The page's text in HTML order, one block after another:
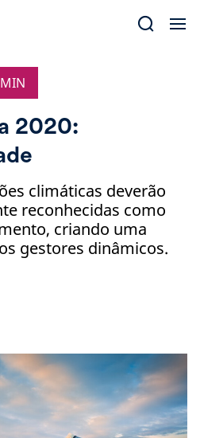
2020:
climáticas deverão
reconhecidas como
criando uma
gestores dinâmicos.